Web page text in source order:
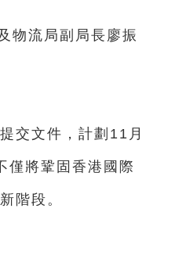
物流局副局長廖振
交文件，計劃11月
僅將鞏固香港國際
階段。